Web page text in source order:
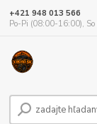
+421 948 013 566
Po-Pi (08:00-16:00),